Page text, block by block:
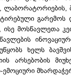
ისე მოსწავლეთა
ხელს
არსებობის